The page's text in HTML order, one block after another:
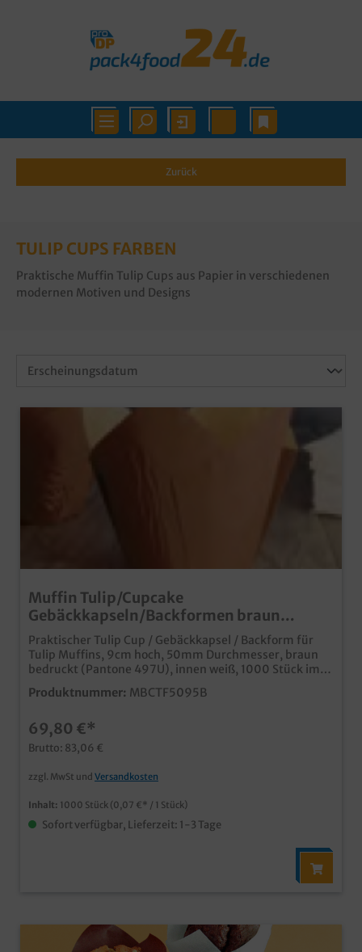
Zurück
TULIP CUPS FARBEN
Praktische Muffin Tulip Cups aus Papier in verschiedenen
modernen Motiven und Designs
Muffin Tulip/Cupcake
Gebäckkapseln/Backformen braun
bedruckt 5cm 1000St
Praktischer Tulip Cup / Gebäckkapsel / Backform für
Tulip Muffins, 9cm hoch, 50mm Durchmesser, braun
bedruckt (Pantone 497U), innen weiß, 1000 Stück im
Karton, ideal für den Einsatz in Bäckerei, Konditorei
oder im Coffee to go für moderne und beliebte Tulpen
Produktnummer: MBCTF5095B
69,80 €*
Brutto: 83,06 €
zzgl. MwSt und Versandkosten
Inhalt: 1000 Stück (0,07 €* / 1 Stück)
Sofort verfügbar, Lieferzeit: 1-3 Tage